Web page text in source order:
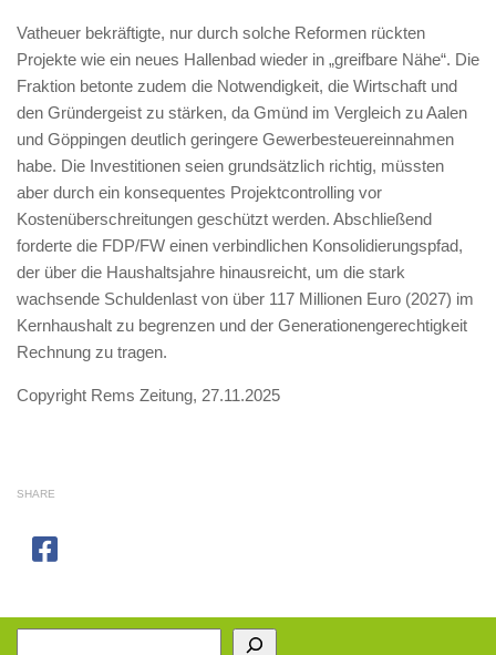
Vatheuer bekräftigte, nur durch solche Reformen rückten
Projekte wie ein neues Hallenbad wieder in „greifbare Nähe“. Die
Fraktion betonte zudem die Notwendigkeit, die Wirtschaft und
den Gründergeist zu stärken, da Gmünd im Vergleich zu Aalen
und Göppingen deutlich geringere Gewerbesteuereinnahmen
habe. Die Investitionen seien grundsätzlich richtig, müssten
aber durch ein konsequentes Projektcontrolling vor
Kostenüberschreitungen geschützt werden. Abschließend
forderte die FDP/FW einen verbindlichen Konsolidierungspfad,
der über die Haushaltsjahre hinausreicht, um die stark
wachsende Schuldenlast von über 117 Millionen Euro (2027) im
Kernhaushalt zu begrenzen und der Generationengerechtigkeit
Rechnung zu tragen.
Copyright Rems Zeitung, 27.11.2025
SHARE